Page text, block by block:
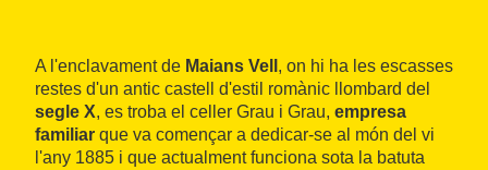
A l'enclavament de Maians Vell , on hi ha les escasses
restes d'un antic castell d'estil romànic llombard del
segle X, es troba el celler Grau i Grau, empresa
familiar que va començar a dedicar-se al món del vi
l'any 1885 i que actualment funciona sota la batuta